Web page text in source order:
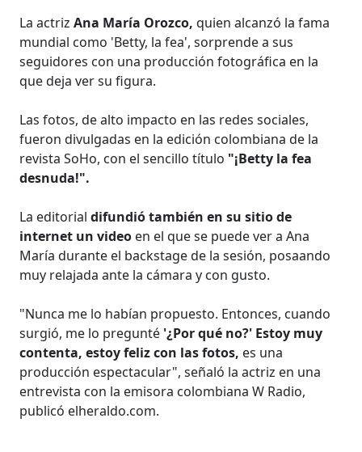
La actrizAna María Orozco,quien alcanzó la fama
mundial como 'Betty, la fea', sorprende a sus
seguidores con una producción fotográfica en la
que deja ver su figura.
Las fotos, de alto impacto en las redes sociales,
fueron divulgadas en la edición colombiana de la
revista SoHo, con el sencillo título "¡Betty la fea
desnuda!".
La editorialdifundió también en su sitio de
internet un video en el que se puede ver a Ana
María durante el backstage de la sesión, posaando
muy relajada ante la cámara y con gusto.
"Nunca me lo habían propuesto. Entonces, cuando
surgió, me lo pregunté '¿Por qué no?' Estoy muy
contenta, estoy feliz con las fotos, es una
producción espectacular", señaló la actriz en una
entrevista con la emisora colombiana W Radio,
publicó elheraldo.com.